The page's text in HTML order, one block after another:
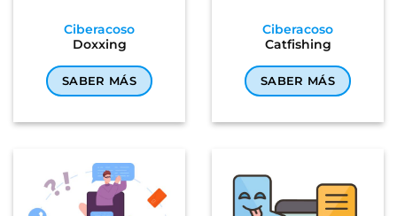
Ciberacoso
Doxxing
SABER MÁS
Ciberacoso
Catfishing
SABER MÁS